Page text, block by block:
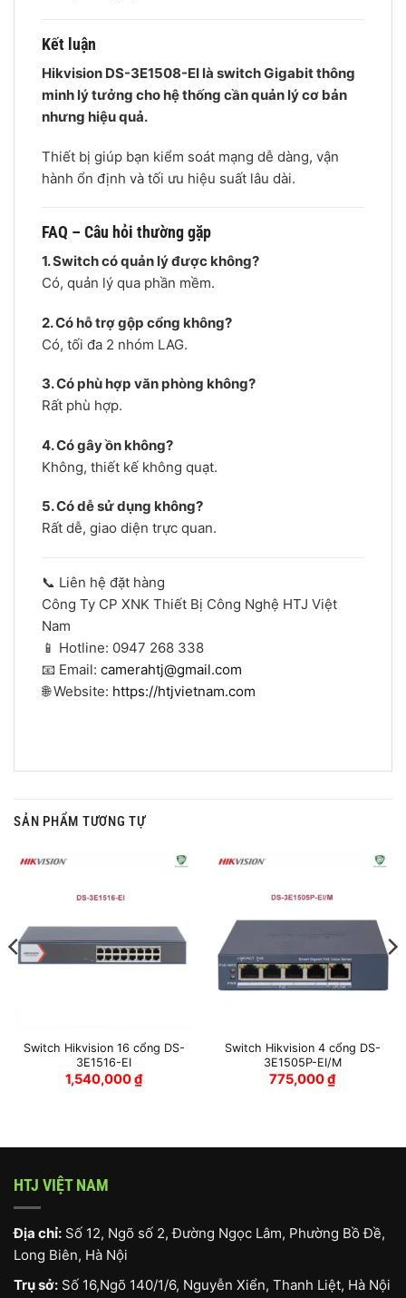
Kết luận
Hikvision DS-3E1508-EI là switch Gigabit thông
minh lý tưởng cho hệ thống cần quản lý cơ bản
nhưng hiệu quả.
Thiết bị giúp bạn kiểm soát mạng dễ dàng, vận
hành ổn định và tối ưu hiệu suất lâu dài.
FAQ – Câu hỏi thường gặp
1. Switch có quản lý được không?
Có, quản lý qua phần mềm.
2. Có hỗ trợ gộp cổng không?
Có, tối đa 2 nhóm LAG.
3. Có phù hợp văn phòng không?
Rất phù hợp.
4. Có gây ồn không?
Không, thiết kế không quạt.
5. Có dễ sử dụng không?
Rất dễ, giao diện trực quan.
📞 Liên hệ đặt hàng
Công Ty CP XNK Thiết Bị Công Nghệ HTJ Việt
Nam
📱 Hotline: 0947 268 338
📧 Email: camerahtj@gmail.com
🌐 Website: https://htjvietnam.com
SẢN PHẨM TƯƠNG TỰ
Switch Hikvision 16 cổng DS-
3E1516-EI
1,540,000₫
Switch Hikvision 4 cổng DS-
3E1505P-EI/M
775,000₫
HTJ VIỆT NAM
Địa chỉ: Số 12, Ngõ số 2, Đường Ngọc Lâm, Phường Bồ Đề,
Long Biên, Hà Nội
Trụ sở: Số 16,Ngõ 140/1/6, Nguyễn Xiển, Thanh Liệt, Hà Nội